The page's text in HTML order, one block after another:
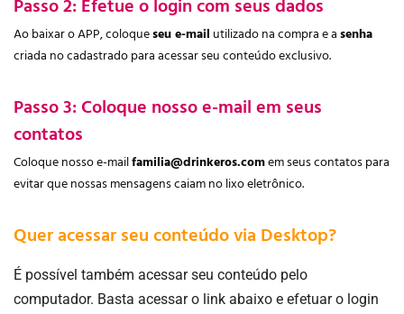
Passo 2: Efetue o login com seus dados
Ao baixar o APP, coloqueseu e-mail utilizado na compra e asenha
criada no cadastrado para acessar seu conteúdo exclusivo.
Passo 3: Coloque nosso e-mail em seus
contatos
Coloque nosso e-mailfamilia@drinkeros.comem seus contatos para
evitar que nossas mensagens caiam no lixo eletrônico.
Quer acessar seu conteúdo via Desktop?
É possível também acessar seu conteúdo pelo
computador. Basta acessar o link abaixo e efetuar o login